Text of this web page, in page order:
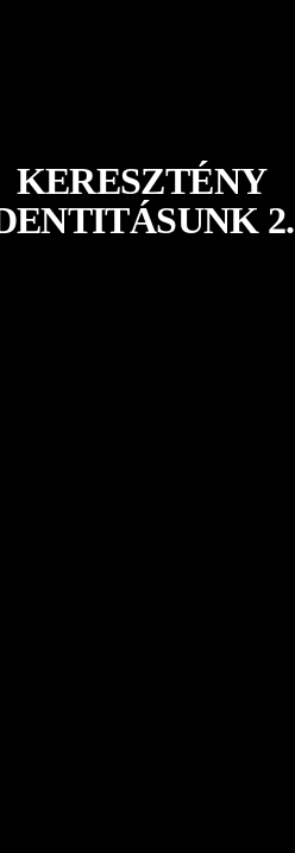
KERESZTÉNY
2.